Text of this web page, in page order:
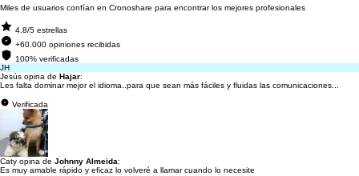
Miles de usuarios confían en Cronoshare para encontrar los mejores profesionales
4.8/5 estrellas
+60.000 opiniones recibidas
100% verificadas
JH
Jesús opina de Hajar:
Les falta dominar mejor el idioma..para que sean más fáciles y fluidas las comunicaciones...
Verificada
Caty opina de Johnny Almeida:
Es muy amable rápido y eficaz lo volveré a llamar cuando lo necesite